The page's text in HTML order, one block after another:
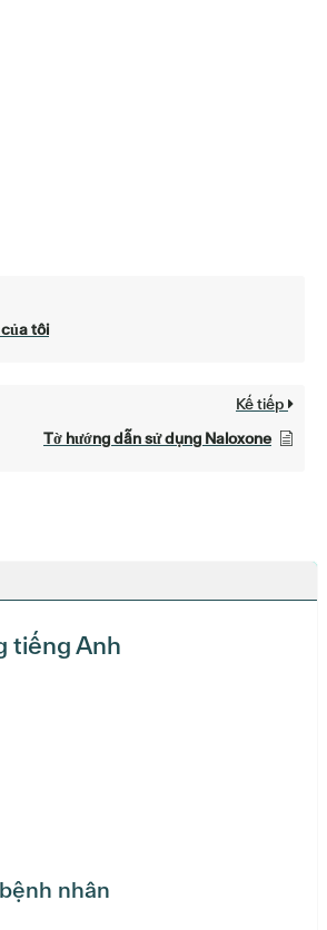
tiếng Anh
nhân
tôi
Kế tiếp
Tờ hướng dẫn sử dụng Naloxone